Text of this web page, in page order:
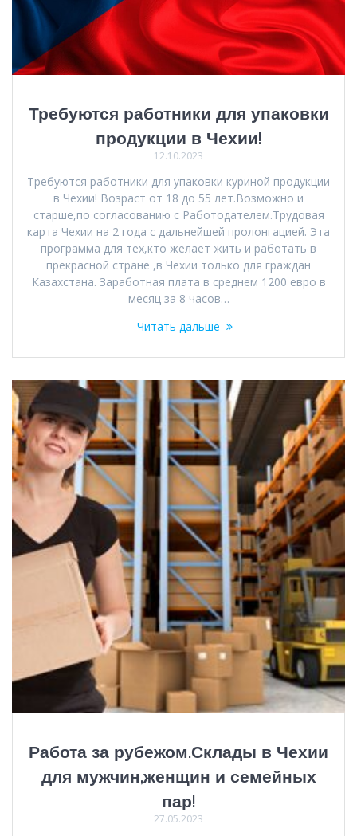
Требуются работники для упаковки
продукции в Чехии!
12.10.2023
Требуются работники для упаковки куриной продукции
в Чехии! Возраст от 18 до 55 лет.Возможно и
старше,по согласованию с Работодателем.Трудовая
карта Чехии на 2 года с дальнейшей пролонгацией. Эта
программа для тех,кто желает жить и работать в
прекрасной стране ,в Чехии только для граждан
Казахстана. Заработная плата в среднем 1200 евро в
месяц за 8 часов…
Читать дальше
Работа за рубежом.Склады в Чехии
для мужчин,женщин и семейных
пар!
27.05.2023